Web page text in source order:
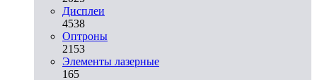
Дисплеи
4538
Оптроны
2153
Элементы лазерные
165